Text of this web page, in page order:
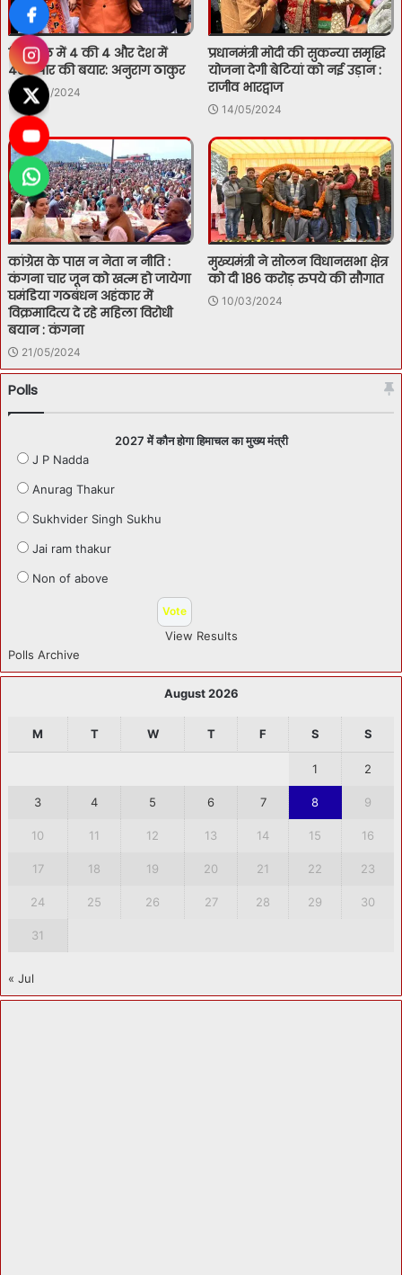
हिमाचल में 4 की 4 और देश में
400 पार की बयार: अनुराग ठाकुर
11/04/2024
प्रधानमंत्री मोदी की सुकन्या समृद्धि
योजना देगी बेटियां को नई उड़ान :
राजीव भारद्वाज
14/05/2024
कांग्रेस के पास न नेता न नीति :
कंगना चार जून को खत्म हो जायेगा
घमंडिया गठबंधन अहंकार में
विक्रमादित्य दे रहे महिला विरोधी
बयान : कंगना
21/05/2024
मुख्यमंत्री ने सोलन विधानसभा क्षेत्र
को दी 186 करोड़ रुपये की सौगात
10/03/2024
Polls
2027 में कौन होगा हिमाचल का मुख्य मंत्री
J P Nadda
Anurag Thakur
Sukhvider Singh Sukhu
Jai ram thakur
Non of above
View Results
Polls Archive
August 2026
M T W T F S S
1 2
3 4 5 6 7 8 9
10 11 12 13 14 15 16
17 18 19 20 21 22 23
24 25 26 27 28 29 30
31
« Jul